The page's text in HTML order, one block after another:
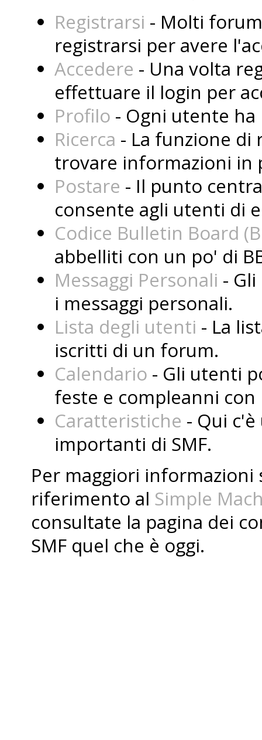
Registrarsi - Molti
registrarsi per avere
Accedere - Una volta
effettuare il login per
Profilo - Ogni utente
Ricerca - La funzione
trovare informazioni in
Postare - Il punto
consente agli utenti di
Codice Bulletin Board
abbelliti con un po' di
Messaggi Personali -
i messaggi personali.
Lista degli utenti - La
iscritti di un forum.
Calendario - Gli utenti
feste e compleanni con
Caratteristiche - Qui
importanti di SMF.
Per maggiori informazioni
riferimento al Simple
consultate la pagina dei
SMF quel che è oggi.